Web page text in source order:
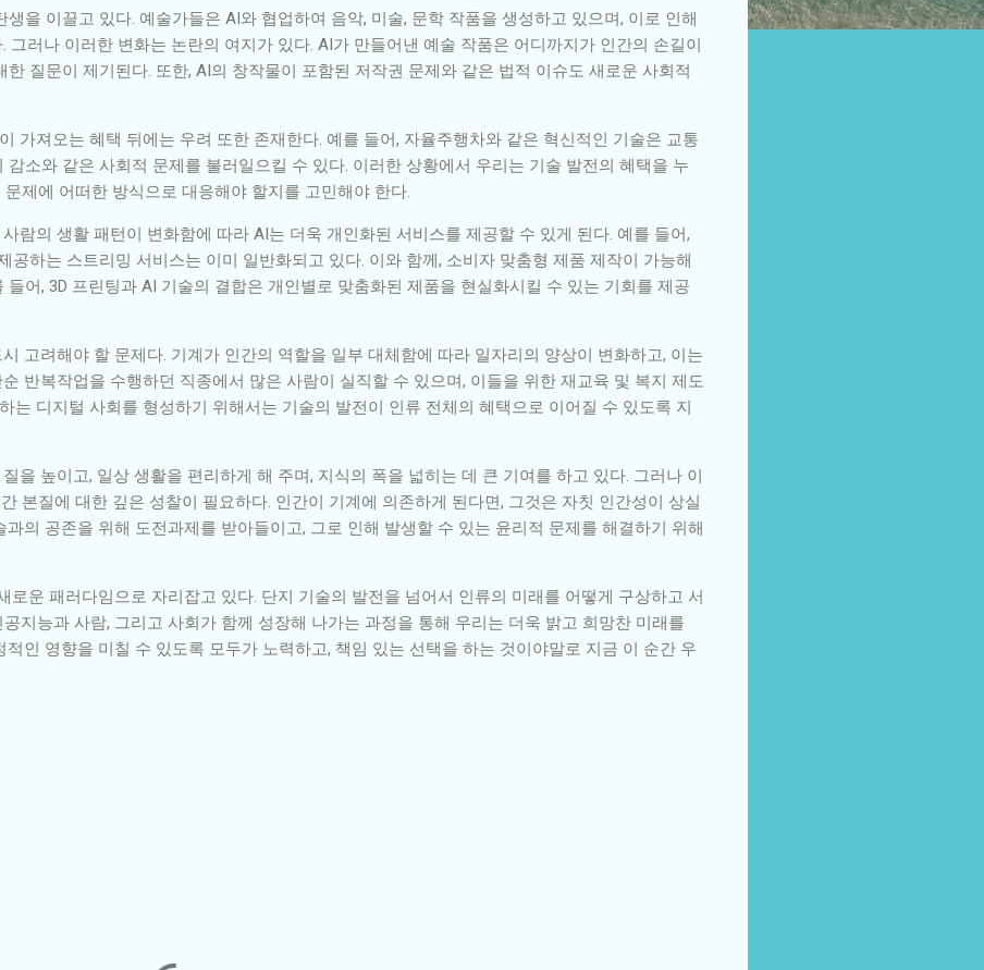
을 이끌고 있다. 예술가들은 AI와 협업하여 음악, 미술, 문학 작품을 생성하고 있으며, 이로 인해
러나 이러한 변화는 논란의 여지가 있다. AI가 만들어낸 예술 작품은 어디까지가 인간의 손길이
질문이 제기된다. 또한, AI의 창작물이 포함된 저작권 문제와 같은 법적 이슈도 새로운 사회적
가져오는 혜택 뒤에는 우려 또한 존재한다. 예를 들어, 자율주행차와 같은 혁신적인 기술은 교통
소와 같은 사회적 문제를 불러일으킬 수 있다. 이러한 상황에서 우리는 기술 발전의 혜택을 누
제에 어떠한 방식으로 대응해야 할지를 고민해야 한다.
람의 생활 패턴이 변화함에 따라 AI는 더욱 개인화된 서비스를 제공할 수 있게 된다. 예를 들어,
공하는 스트리밍 서비스는 이미 일반화되고 있다. 이와 함께, 소비자 맞춤형 제품 제작이 가능해
어, 3D 프린팅과 AI 기술의 결합은 개인별로 맞춤화된 제품을 현실화시킬 수 있는 기회를 제공
고려해야 할 문제다. 기계가 인간의 역할을 일부 대체함에 따라 일자리의 양상이 변화하고, 이는
반복작업을 수행하던 직종에서 많은 사람이 실직할 수 있으며, 이들을 위한 재교육 및 복지 제도
는 디지털 사회를 형성하기 위해서는 기술의 발전이 인류 전체의 혜택으로 이어질 수 있도록 지
을 높이고, 일상 생활을 편리하게 해 주며, 지식의 폭을 넓히는 데 큰 기여를 하고 있다. 그러나 이
본질에 대한 깊은 성찰이 필요하다. 인간이 기계에 의존하게 된다면, 그것은 자칫 인간성이 상실
의 공존을 위해 도전과제를 받아들이고, 그로 인해 발생할 수 있는 윤리적 문제를 해결하기 위해
로운 패러다임으로 자리잡고 있다. 단지 기술의 발전을 넘어서 인류의 미래를 어떻게 구상하고 서
지능과 사람, 그리고 사회가 함께 성장해 나가는 과정을 통해 우리는 더욱 밝고 희망찬 미래를
인 영향을 미칠 수 있도록 모두가 노력하고, 책임 있는 선택을 하는 것이야말로 지금 이 순간 우